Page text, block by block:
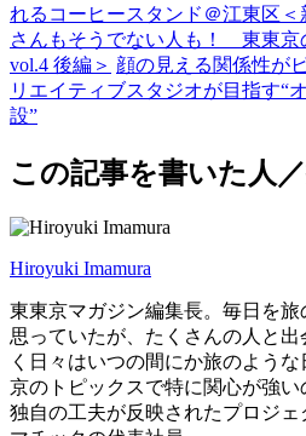
れるコーヒースタンド＠江東区
さんもそうでない人も！ 東東京
vol.4 後編＞ 顔の見える関係性が
リエイティブスタジオが目指す“
設”
この記事を書いた人
Hiroyuki Imamura
東東京マガジン編集長。毎日を
思っていたが、たくさんの人と
く日々はいつの間にか旅のよう
京のトピックスで特に関心が強
独自の工夫が反映されたプロジ